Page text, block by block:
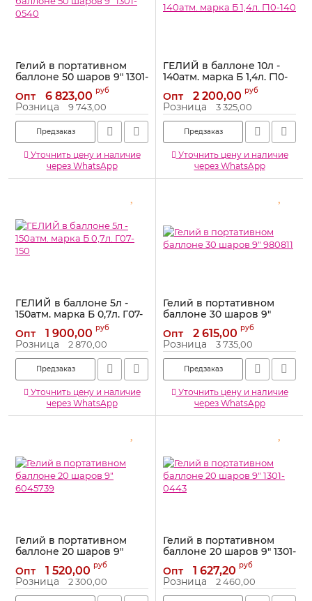
Гелий в портативном
баллоне 50 шаров 9" 1301-
Артикул: 1301-0540
Опт 6 823,00 руб
Розница 9 743,00
Предзаказ
Уточнить цену и наличие
через WhatsApp
ГЕЛИЙ в баллоне 10л -
140атм. марка Б 1,4л. Г10-
Артикул: Г10-140
Опт 2 200,00 руб
Розница 3 325,00
Предзаказ
Уточнить цену и наличие
через WhatsApp
ГЕЛИЙ в баллоне 5л -
150атм. марка Б 0,7л. Г07-
Артикул: Г07-140
Опт 1 900,00 руб
Розница 2 870,00
Предзаказ
Уточнить цену и наличие
через WhatsApp
Гелий в портативном
баллоне 30 шаров 9"
Артикул: 980811
Опт 2 615,00 руб
Розница 3 735,00
Предзаказ
Уточнить цену и наличие
через WhatsApp
Гелий в портативном
баллоне 20 шаров 9"
Артикул: 6045739
Опт 1 520,00 руб
Розница 2 300,00
Гелий в портативном
баллоне 20 шаров 9" 1301-
Артикул: 1301-0443
Опт 1 627,20 руб
Розница 2 460,00